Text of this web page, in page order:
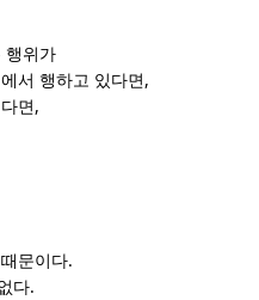
행위가
서 행하고 있다면,
면 ,
문이다.
다.